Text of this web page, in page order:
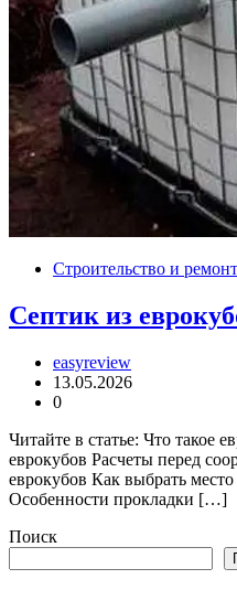
Строительство и ремонт
Септик из
easyreview
13.05.2026
0
Читайте в статье: Что такое
еврокубов Расчеты перед
еврокубов Как выбрать
Особенности прокладки […]
Поиск